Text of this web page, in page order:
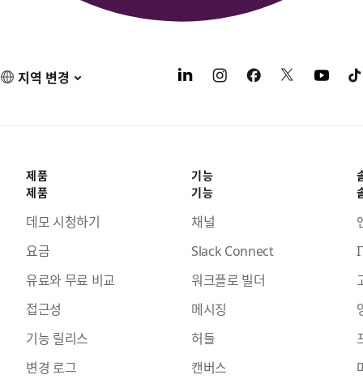
지역 변경
제품
제품
데모 시청하기
요금
유료와 무료 비교
접근성
기능 릴리스
변경 로그
기능
기능
채널
Slack Connect
워크플로 빌더
메시징
허들
캔버스